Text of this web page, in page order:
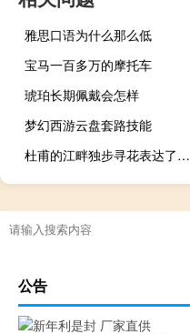
雅思口语为什么那么低
宝马一百多万的摩托车
琥珀长期佩戴会怎样
梦幻西游云盘套路技能
杜甫的江畔独步寻花表达了诗人怎么样的感情
公告